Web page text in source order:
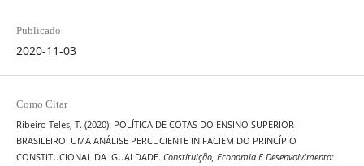
Publicado
2020-11-03
Como Citar
Ribeiro Teles, T. (2020). POLÍTICA DE COTAS DO ENSINO SUPERIOR
BRASILEIRO: UMA ANÁLISE PERCUCIENTE IN FACIEM DO PRINCÍPIO
CONSTITUCIONAL DA IGUALDADE. Constituição, Economia E Desenvolvimento: